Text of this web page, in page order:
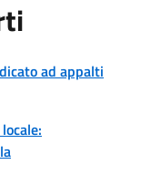
ad appalti